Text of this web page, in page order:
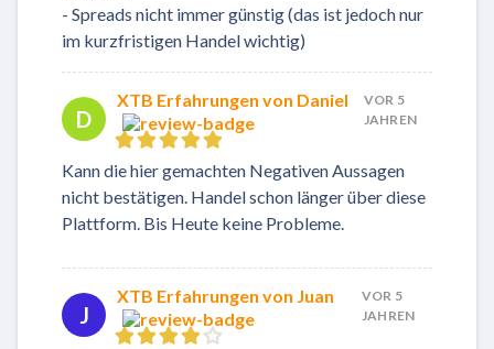
- Spreads nicht immer günstig (das ist jedoch nur
im kurzfristigen Handel wichtig)
D
XTB Erfahrungen von Daniel
VOR 5
JAHREN
Kann die hier gemachten Negativen Aussagen
nicht bestätigen. Handel schon länger über diese
Plattform. Bis Heute keine Probleme.
J
XTB Erfahrungen von Juan
VOR 5
JAHREN